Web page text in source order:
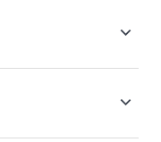
en exclusief